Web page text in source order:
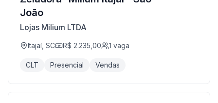
João
Lojas Milium LTDA
Itajaí, SC R$ 2.235,00 1 vaga
CLT Presencial Vendas